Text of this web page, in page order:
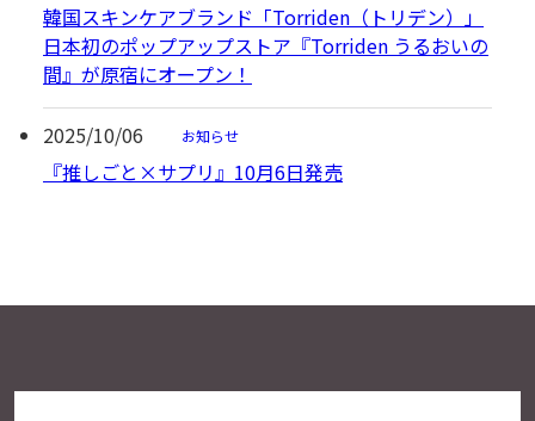
韓国スキンケアブランド「Torriden（トリデン）」
日本初のポップアップストア『Torriden うるおいの
間』が原宿にオープン！
2025/10/06 お知らせ
『推しごと×サプリ』10月6日発売